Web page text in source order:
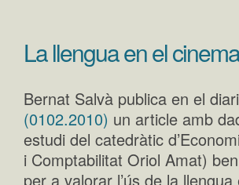
La llengua en el cinema
Bernat Salvà publica en el
(0102.2010) un article amb
estudi del catedràtic
i Comptabilitat Oriol Amat)
per a valorar l’ús de la llengua